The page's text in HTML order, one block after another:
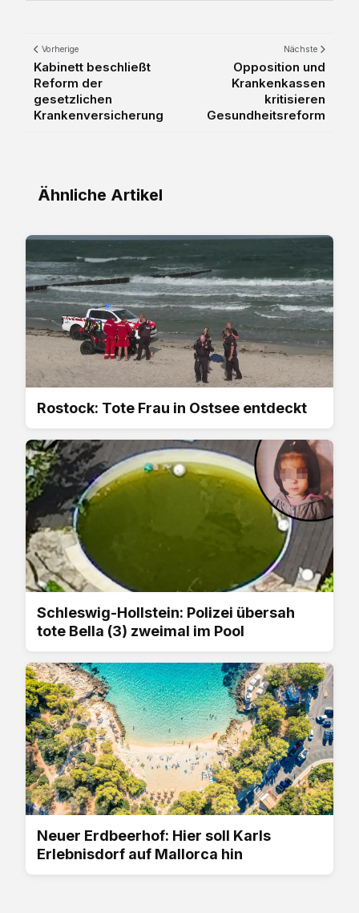
Vorherige
Kabinett beschließt
Reform der
gesetzlichen
Krankenversicherung
Nächste
Opposition und
Krankenkassen
kritisieren
Gesundheitsreform
Ähnliche Artikel
Rostock: Tote Frau in Ostsee entdeckt
Schleswig-Hollstein: Polizei übersah
tote Bella (3) zweimal im Pool
Neuer Erdbeerhof: Hier soll Karls
Erlebnisdorf auf Mallorca hin